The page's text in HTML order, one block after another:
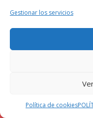
Gestionar los servicios
Política de cookies
selección de
¿Quién responde
reparación de mi
Si surge algún
servicio como con
Estamos aquí para